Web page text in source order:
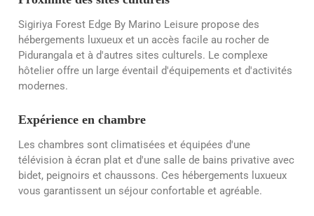
Sigiriya Forest Edge By Marino Leisure propose des
hébergements luxueux et un accès facile au rocher de
Pidurangala et à d'autres sites culturels. Le complexe
hôtelier offre un large éventail d'équipements et d'activités
modernes.
Expérience en chambre
Les chambres sont climatisées et équipées d'une
télévision à écran plat et d'une salle de bains privative avec
bidet, peignoirs et chaussons. Ces hébergements luxueux
vous garantissent un séjour confortable et agréable.